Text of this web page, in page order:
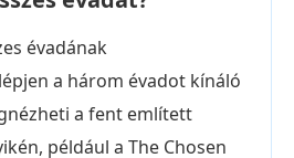
évadának
a három évadot kínáló
a fent említett
például a The Chosen